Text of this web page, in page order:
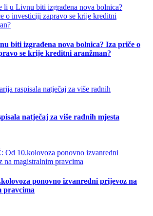
biti izgrađena nova bolnica? Iza priče o
se krije kreditni aranžman?
natječaj za više radnih mjesta
ponovno izvanredni prijevoz na
pravcima